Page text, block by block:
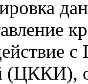
(ЦККИ),